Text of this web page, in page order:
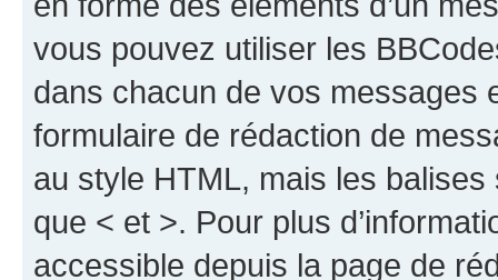
vous pouvez utiliser les
dans chacun de vos messages
formulaire de rédaction de
au style HTML, mais les
que < et >. Pour plus
accessible depuis la page de